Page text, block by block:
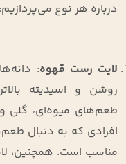
درباره هر نوع می‌پردازیم:
لایت رست قهوه:
روشن و اسیدیته
طعم‌های میوه‌ای، گلی
افرادی که به دنبال
مناسب است. همچنین،